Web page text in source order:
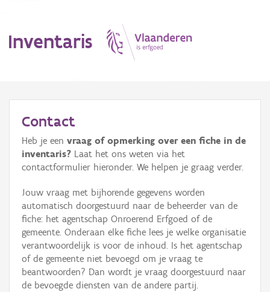
Inventaris
Erfgoedobject
Aanduidingsobject
Waarneming
Thema
Gebeurtenis
Persoon of collectief
Contact
Heb je een vraag of opmerking over een fiche in de
inventaris? Laat het ons weten via het
contactformulier hieronder. We helpen je graag verder.
Jouw vraag met bijhorende gegevens worden
automatisch doorgestuurd naar de beheerder van de
fiche: het agentschap Onroerend Erfgoed of de
gemeente. Onderaan elke fiche lees je welke organisatie
verantwoordelijk is voor de inhoud. Is het agentschap
of de gemeente niet bevoegd om je vraag te
beantwoorden? Dan wordt je vraag doorgestuurd naar
de bevoegde diensten van de andere partij.